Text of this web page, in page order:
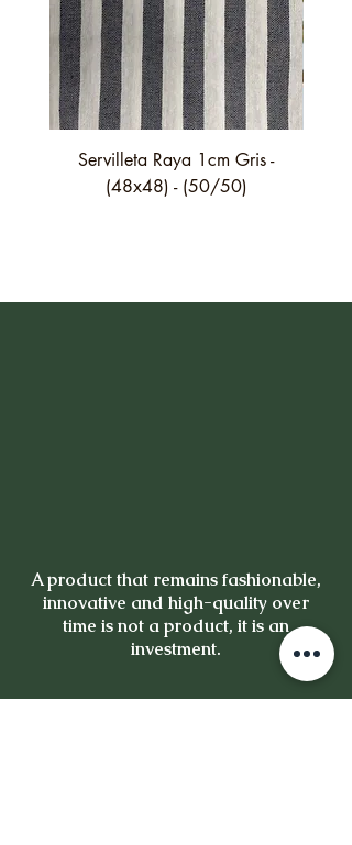
Servilleta Raya 1cm Gris -
(48x48) - (50/50)
A product that remains fashionable,
innovative and high-quality over
time is not a product, it is an
investment.